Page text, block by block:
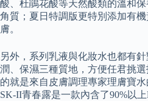
酸、杜鵑花酸等天然酸類的溫和
角質；夏日特調版更特別添加有
膚。
另外，系列乳液與化妝水也都有
潤、保濕三種質地，方便任君挑
的就是來自皮膚調理專家理膚寶
SK-II青春露是一款內含了90%以